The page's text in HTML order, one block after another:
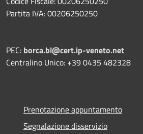
Partita IVA: 00206250250
PEC: borca.bl@cert.ip-veneto.net
Centralino Unico: +39 0435 482328
Prenotazione appuntamento
Segnalazione disservizio